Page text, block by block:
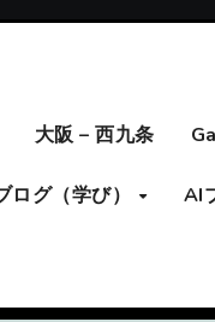
大阪 – 西九条
ログ（学び） AI